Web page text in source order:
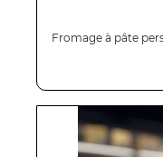
Fromage à pâte